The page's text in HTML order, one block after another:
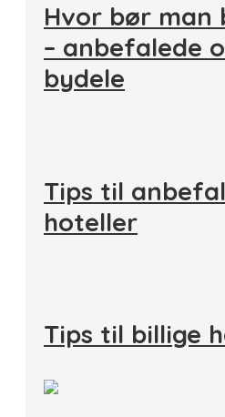
Hvor bør man
– anbefalede
bydele
Tips til
hoteller
Tips til billige